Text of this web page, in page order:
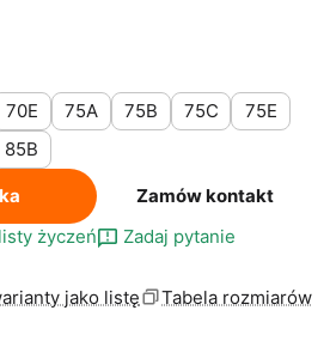
70E 75A 75B 75C
75E
85B
Zamów kontakt
życzeń
Zadaj pytanie
jako listę Tabela rozmiarów